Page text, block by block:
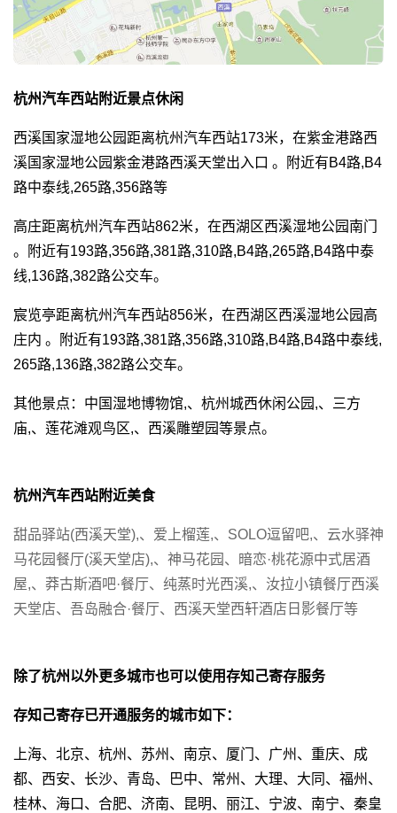
杭州汽车西站附近景点休闲
西溪国家湿地公园距离杭州汽车西站173米，在紫金港路西
溪国家湿地公园紫金港路西溪天堂出入口 。附近有B4路,B4
路中泰线,265路,356路等
高庄距离杭州汽车西站862米，在西湖区西溪湿地公园南门
。附近有193路,356路,381路,310路,B4路,265路,B4路中泰
线,136路,382路公交车。
宸览亭距离杭州汽车西站856米，在西湖区西溪湿地公园高
庄内 。附近有193路,381路,356路,310路,B4路,B4路中泰线,
265路,136路,382路公交车。
其他景点：中国湿地博物馆,、杭州城西休闲公园,、三方
庙,、莲花滩观鸟区,、西溪雕塑园等景点。
杭州汽车西站附近美食
甜品驿站(西溪天堂),、爱上榴莲,、SOLO逗留吧,、云水驿神
马花园餐厅(溪天堂店),、神马花园、暗恋·桃花源中式居酒
屋,、莽古斯酒吧·餐厅、纯蒸时光西溪,、汝拉小镇餐厅西溪
天堂店、吾岛融合·餐厅、西溪天堂西轩酒店日影餐厅等
除了杭州以外更多城市也可以使用存知己寄存服务
存知己寄存已开通服务的城市如下：
上海、北京、杭州、苏州、南京、厦门、广州、重庆、成
都、西安、长沙、青岛、巴中、常州、大理、大同、福州、
桂林、海口、合肥、济南、昆明、丽江、宁波、南宁、秦皇